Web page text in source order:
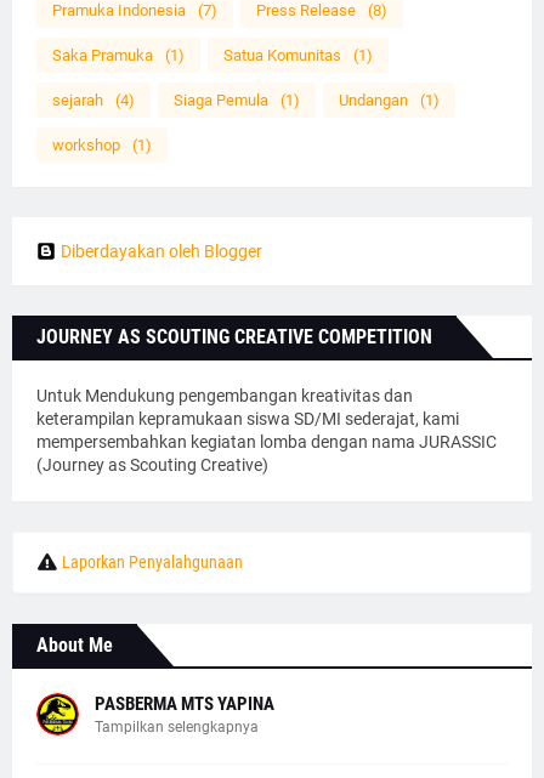
Pramuka Indonesia (7) Press Release (8)
Saka Pramuka (1) Satua Komunitas (1)
sejarah (4) Siaga Pemula (1) Undangan (1)
workshop (1)
Diberdayakan oleh Blogger
JOURNEY AS SCOUTING CREATIVE COMPETITION
Untuk Mendukung pengembangan kreativitas dan
keterampilan kepramukaan siswa SD/MI sederajat, kami
mempersembahkan kegiatan lomba dengan nama JURASSIC
(Journey as Scouting Creative)
Laporkan Penyalahgunaan
About Me
PASBERMA MTS YAPINA
Tampilkan selengkapnya